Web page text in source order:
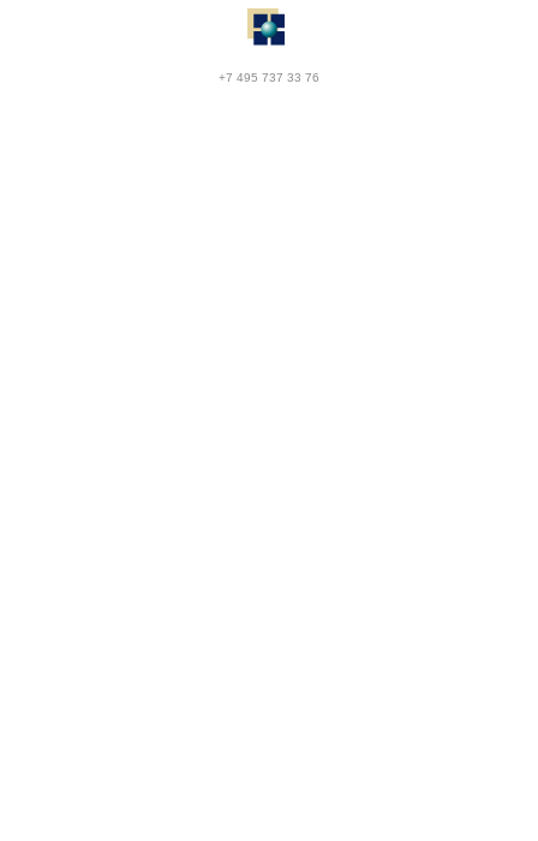
+7 495 737 33 76